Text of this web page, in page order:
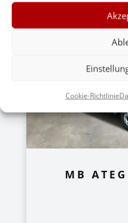
Cookie-Richtlinie
MB